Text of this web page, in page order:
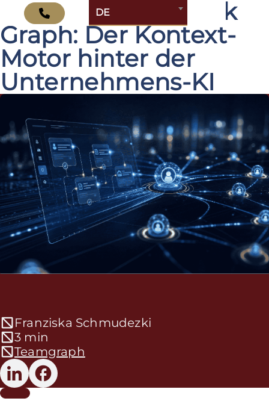
DE
Atlassian Teamwork
Graph: Der Kontext-
Motor hinter der
Unternehmens-KI
Franziska Schmudezki
3 min
Teamgraph